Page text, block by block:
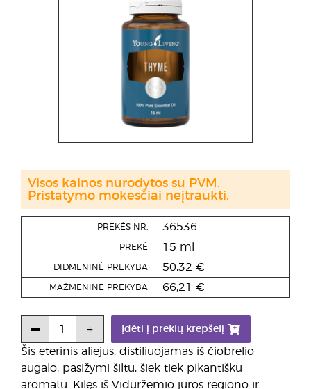
Šis eterinis aliejus, distiliuojamas iš čiobrelio
augalo, pasižymi šiltu, šiek tiek pikantišku
aromatu. Kilęs iš Viduržemio jūros regiono ir
PREKĖS NR. 36536
PREKĖ 15 ml
DIDMENINĖ PREKYBA 50,32 €
MAŽMENINĖ PREKYBA 66,21 €
Įdėti į prekių krepšelį
Visos kainos nurodytos su PVM.
Pristatymo mokesčiai neįtraukti.